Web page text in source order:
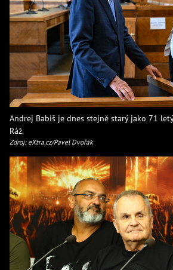
Andrej Babiš je dnes stejně starý jako 71
Ráž.
Zdroj: eXtra.cz/Pavel Dvořák